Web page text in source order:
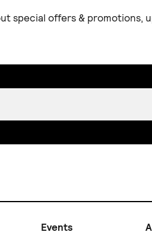
special offers & promotions,
Events